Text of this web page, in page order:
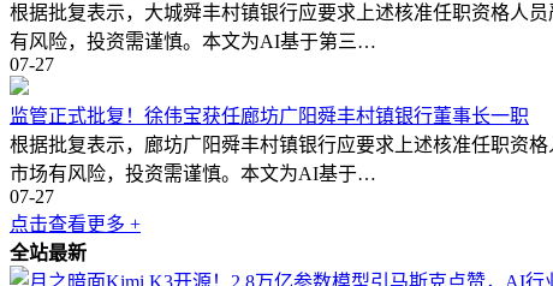
根据批复表示，大城舜丰村镇银行应要求上述核准任职资格人
有风险，投资需谨慎。本文为AI基于第三…
07-27
监管正式批复！徐伟宝获任廊坊广阳舜丰村镇银行董事长一职
根据批复表示，廊坊广阳舜丰村镇银行应要求上述核准任职资
市场有风险，投资需谨慎。本文为AI基于…
07-27
点击查看更多 +
全站最新